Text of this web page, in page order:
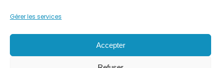
Gérer les services
Accepter